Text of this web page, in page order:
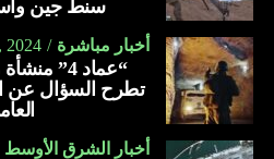
أسلحة بقيمة
في أكتوبر الماضي (2023).
ويواجه بايدن ضغوطا من التقدميين
دعوا إلى وقف تسليم الأسلحة لتل
المدنيين في غزة، إذ فاق عدد الضحايا
ومن خلال “مانتا راي”، تسعى البحرية
أسطول هجين، وتزويد البحارة ومشاة
وأجهزة الاستشعار.
العربية
سنط جين
أخبار مباشرة 2024
“عماد 4”
تطرح السؤال عن
أخبار الشرق الأوسط